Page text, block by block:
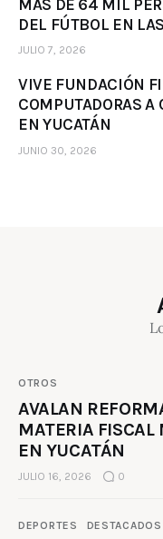
MÁS DE 64 MIL
DEL FÚTBOL EN
JULIO 7, 2026
VIVE FUNDACIÓN
COMPUTADORAS A
EN YUCATÁN
JUNIO 30, 2026
OTROS
AVALAN
MATERIA FISCAL
EN YUCATÁN
JULIO 16, 2026 0
DEPORTES DESTACADOS